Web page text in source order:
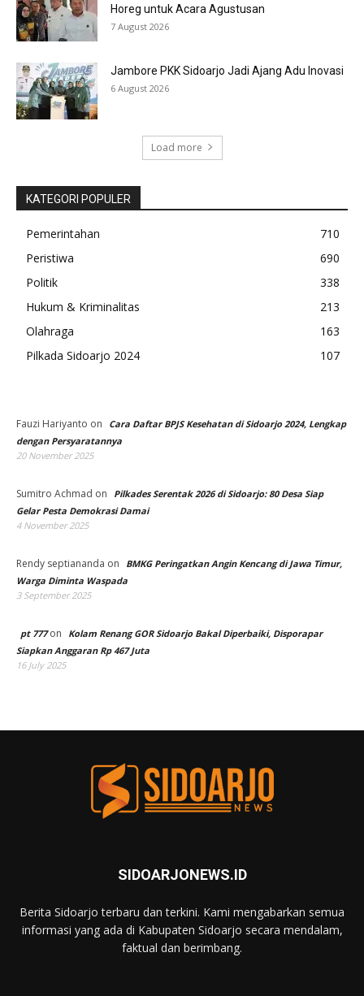
Horeg untuk Acara Agustusan
7 August 2026
Jambore PKK Sidoarjo Jadi Ajang Adu Inovasi
6 August 2026
Load more
KATEGORI POPULER
Pemerintahan
710
Peristiwa
690
Politik
338
Hukum & Kriminalitas
213
Olahraga
163
Pilkada Sidoarjo 2024
107
Fauzi Hariyanto on
Cara Daftar BPJS Kesehatan di Sidoarjo 2024, Lengkap
dengan Persyaratannya
20 November 2025
Sumitro Achmad on
Pilkades Serentak 2026 di Sidoarjo: 80 Desa Siap
Gelar Pesta Demokrasi Damai
4 November 2025
Rendy septiananda on
BMKG Peringatkan Angin Kencang di Jawa Timur,
Warga Diminta Waspada
3 September 2025
pt 777on
Kolam Renang GOR Sidoarjo Bakal Diperbaiki, Disporapar
Siapkan Anggaran Rp 467 Juta
16 July 2025
SIDOARJONEWS.ID
Berita Sidoarjo terbaru dan terkini. Kami mengabarkan semua
informasi yang ada di Kabupaten Sidoarjo secara mendalam,
faktual dan berimbang.